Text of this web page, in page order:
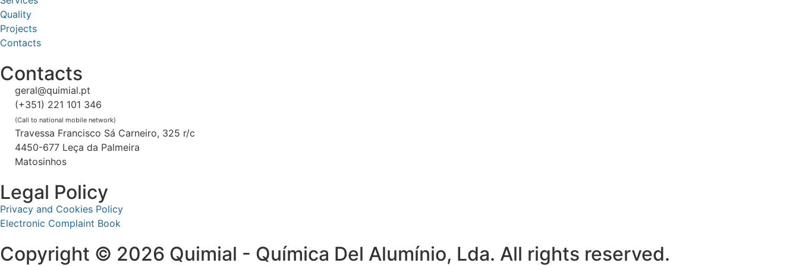
Quality
Projects
Contacts
Contacts
geral@quimial.pt
(+351) 221 101 346
(Call to national mobile network)
Travessa Francisco Sá Carneiro, 325 r/c
4450-677 Leça da Palmeira
Matosinhos
Legal Policy
Privacy and Cookies Policy
Electronic Complaint Book
Copyright © 2026 Quimial - Química Del Alumínio, Lda. All rights reserved.